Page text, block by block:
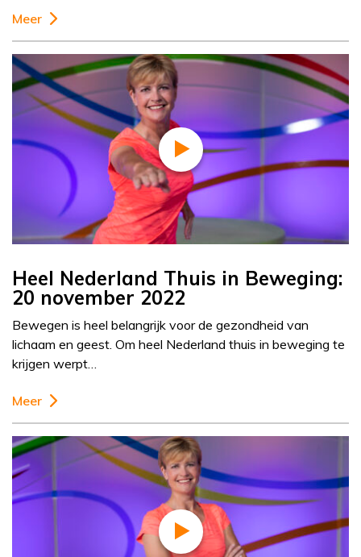
Meer
Heel Nederland Thuis in Beweging:
20 november 2022
Bewegen is heel belangrijk voor de gezondheid van
lichaam en geest. Om heel Nederland thuis in beweging te
krijgen werpt…
Meer